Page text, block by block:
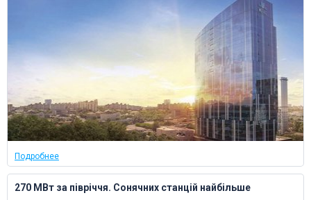
Подробнее
270 МВт за півріччя. Сонячних станцій найбільше